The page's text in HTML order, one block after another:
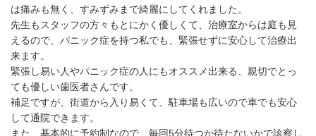
は痛みも無く、すみずみまで綺麗にしてくれました。
先生もスタッフの方々もとにかく優しくて、治療室からは庭も見
えるので、パニック症を持つ私でも、緊張せずに安心して治療出
来ます。
緊張し易い人やパニック症の人にもオススメ出来る、親切でとっ
ても優しい歯医者さんです。
補足ですが、街道から入り易くて、駐車場も広いので車でも安心
して通院できます。
また、基本的に予約制なので、毎回5分待つか待たないかで診察し